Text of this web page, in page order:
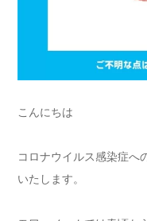
こんにちは
コロナウイルス感染症へ
いたします。